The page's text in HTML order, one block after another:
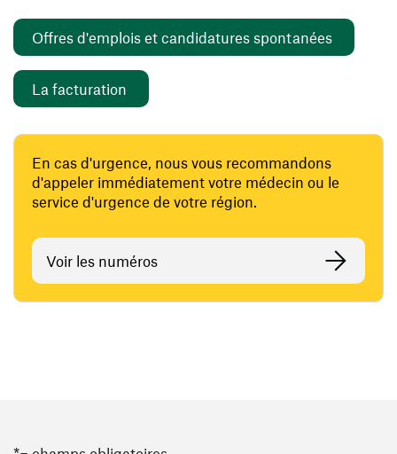
Offres d'emplois et candidatures spontanées
La facturation
En cas d'urgence, nous vous recommandons
d'appeler immédiatement votre médecin ou le
service d'urgence de votre région.
Voir les numéros